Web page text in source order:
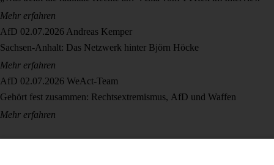
Mehr erfahren
AfD 02.07.2026 Andreas Kemper
Sachsen-Anhalt: Das Netzwerk hinter Björn Höcke
Mehr erfahren
AfD 02.07.2026 WeAct-Team
Gehört fest zusammen: Rechtsextremismus, AfD und Waffen
Mehr erfahren